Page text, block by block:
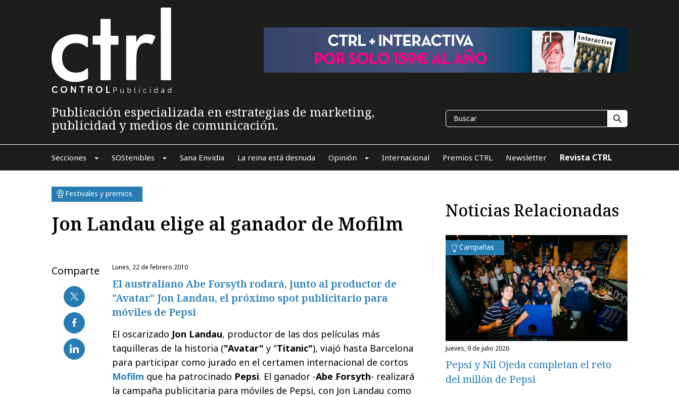
Publicación especializada en estrategias de marketing,
publicidad y medios de comunicación.
Secciones SOStenibles Sana Envidia La reina está desnuda Opinión Internacional Premios CTRL Newsletter Revista CTRL
Festivales y premios
Jon Landau elige al ganador de Mofilm
Comparte lunes, 22 de febrero 2010
El australiano Abe Forsyth rodará, junto al productor de
"Avatar" Jon Landau, el próximo spot publicitario para
móviles de Pepsi
El oscarizado Jon Landau, productor de las dos películas más
taquilleras de la historia ("Avatar" y "Titanic"), viajó hasta Barcelona
para participar como jurado en el certamen internacional de cortos
Mofilm que ha patrocinado Pepsi. El ganador -Abe Forsyth- realizará
la campaña publicitaria para móviles de Pepsi, con Jon Landau como
Noticias Relacionadas
Campañas
jueves, 9 de julio 2026
Pepsi y Nil Ojeda completan el reto
del millón de Pepsi